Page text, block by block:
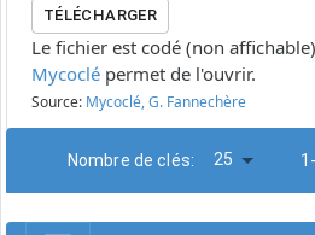
TÉLÉCHARGER
Le fichier est codé (non
Mycoclé permet de l'ouvrir.
Source: Mycoclé, G. Fannechère
Nombre de clés: 25